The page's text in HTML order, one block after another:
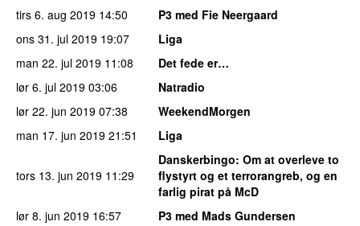
tirs 6. aug 2019 14:50
P3 med Fie Neergaard
ons 31. jul 2019 19:07
Liga
man 22. jul 2019 11:08
Det fede er…
lør 6. jul 2019 03:06
Natradio
lør 22. jun 2019 07:38
WeekendMorgen
man 17. jun 2019 21:51 Liga
tors 13. jun 2019 11:29
Danskerbingo: Om at overleve to
flystyrt og et terrorangreb, og en
farlig pirat på McD
lør 8. jun 2019 16:57
P3 med Mads Gundersen